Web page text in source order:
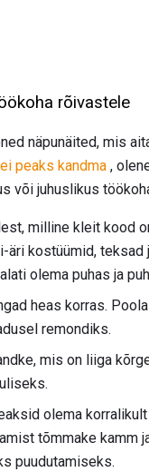
rõivastele
näpunäited, mis
ei peaks kandma ,
või juhuslikus
milline kleit kood
äri kostüümid, teksad
olema puhas ja
heas korras.
remondiks.
mis on liiga
olema
tõmmake kamm
puudutamiseks.